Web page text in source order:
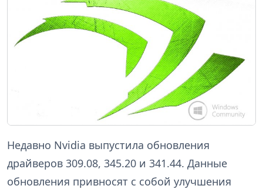
Недавно Nvidia выпустила обновления
драйверов 309.08, 345.20 и 341.44. Данные
обновления привносят с собой улучшения